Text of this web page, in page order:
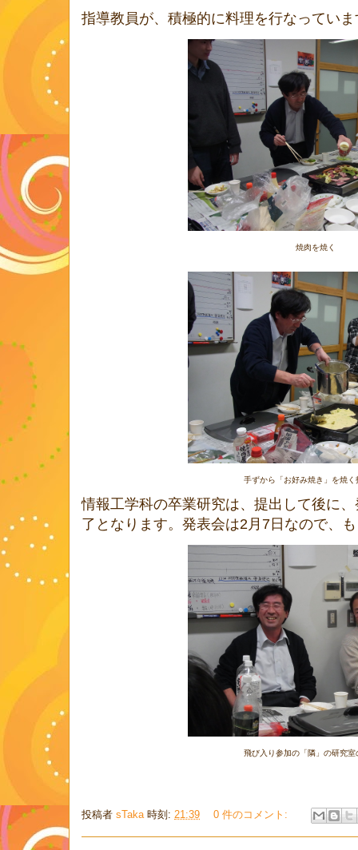
指導教員が、積極的に料理を行なっていま
焼肉を焼く
手ずから「お好み焼き」を焼く
情報工学科の卒業研究は、提出して後に
了となります。発表会は2月7日なので、
飛び入り参加の「隣」の研究室
投稿者 sTaka 時刻: 21:39 0 件のコメント: